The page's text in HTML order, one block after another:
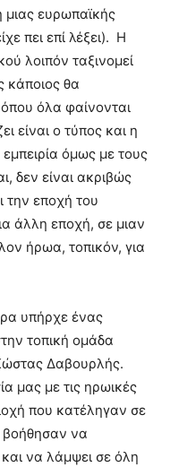
ευρωπαϊκής
πει επί λέξει). Η
λοιπόν ταξινομεί
κάποιος θα
όλα φαίνονται
είναι ο τύπος και η
όμως με τους
δεν είναι ακριβώς
την εποχή του
άλλη εποχή, σε μιαν
ήρωα, τοπικόν, για
υπήρχε ένας
τοπική ομάδα
Δαβουρλής.
μας με τις ηρωικές
που κατέληγαν σε
βοήθησαν να
να λάμψει σε όλη